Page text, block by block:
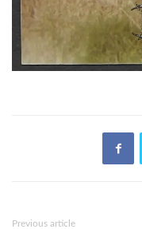
Previous article